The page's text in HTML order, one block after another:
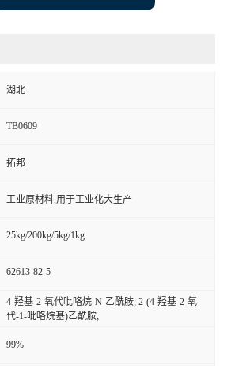
湖北
TB0609
拓邦
工业原材料,用于工业化大生产
25kg/200kg/5kg/1kg
62613-82-5
4-羟基-2-氧代吡咯烷-N-乙酰胺; 2-(4-羟基-2-氧
代-1-吡咯烷基)乙酰胺;
99%